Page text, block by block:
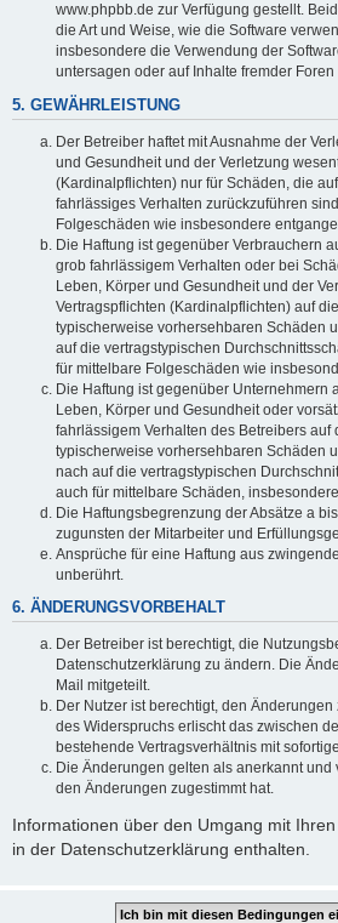
www.phpbb.de zur Verfügung gestellt.
die Art und Weise, wie die Software
insbesondere die Verwendung der
untersagen oder auf Inhalte fremder
5. GEWÄHRLEISTUNG
Der Betreiber haftet mit Ausnahme der
und Gesundheit und der Verletzung
(Kardinalpflichten) nur für Schäden, die
fahrlässiges Verhalten zurückzuführen
Folgeschäden wie insbesondere
Die Haftung ist gegenüber Verbrauchern
grob fahrlässigem Verhalten oder bei
Leben, Körper und Gesundheit und der
Vertragspflichten (Kardinalpflichten) auf
typischerweise vorhersehbaren Schäden
auf die vertragstypischen
für mittelbare Folgeschäden wie
Die Haftung ist gegenüber Unternehmern
Leben, Körper und Gesundheit oder
fahrlässigem Verhalten des Betreibers auf
typischerweise vorhersehbaren Schäden
nach auf die vertragstypischen
auch für mittelbare Schäden,
Die Haftungsbegrenzung der Absätze a
zugunsten der Mitarbeiter und
Ansprüche für eine Haftung aus
unberührt.
6. ÄNDERUNGSVORBEHALT
Der Betreiber ist berechtigt, die
Datenschutzerklärung zu ändern. Die
Mail mitgeteilt.
Der Nutzer ist berechtigt, den
des Widerspruchs erlischt das zwischen
bestehende Vertragsverhältnis mit
Die Änderungen gelten als anerkannt
den Änderungen zugestimmt hat.
Informationen über den Umgang mit
in der Datenschutzerklärung enthalten.